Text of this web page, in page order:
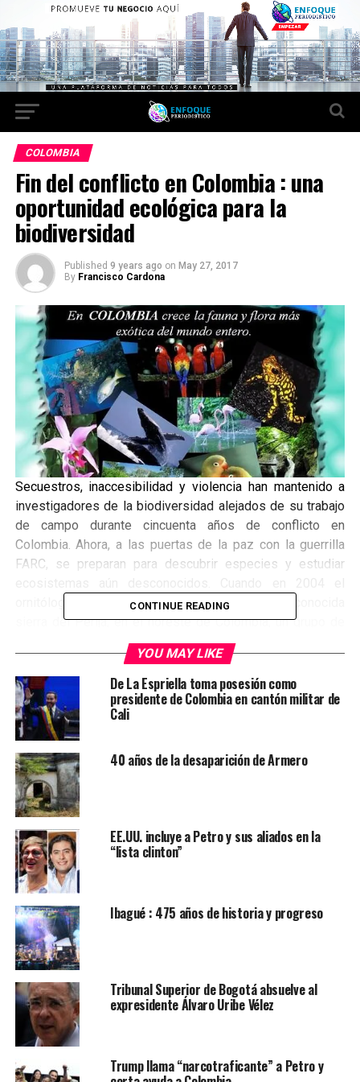
COLOMBIA
Fin del conflicto en Colombia : una
oportunidad ecológica para la
biodiversidad
Published 9 years ago on May 27, 2017
By Francisco Cardona
Secuestros, inaccesibilidad y violencia han mantenido a
investigadores de la biodiversidad alejados de su trabajo
de campo durante cincuenta años de conflicto en
Colombia. Ahora, a las puertas de la paz con la guerrilla
FARC, se preparan para descubrir especies y estudiar
ornitólogo Diego Alarcón partió a explorar la desconocida
sierra del Perijá, en el noreste de Colombia, un grupo de
guerrilleros del frente 41 de las FARC (Fuerzas Armadas
Revolucionarias de Colombia, comunistas) lo secuestró
junto a otro biólogo y un guía local.Durante su cautiverio,
que duró tres meses, caminó cientos de kilómetros y vio
muchas especies de aves desconocidas. Tomaba apuntes
a escondidas de los rebeldes en papelitos para armar
cigarrillos que aún guarda.
Pese a estar secuestrado, “nunca paró de hacer su labor
de biólogo”, explica a la AFP Lina Tono, autora de la tesis
“Animalario de la guerra y la paz en Colombia”, que
incluye la historia de Alarcón.A Brigitte Baptiste,
bióloga y directora del Instituto Humboldt, centro de
investigación en biodiversidad de Colombia, le tocó huir
cuando durante una investigación cerca del río Inírida
(Amazonía), se acercó sin saberlo a un laboratorio de
cocaína oculto en la selva. “Nos sacaron a plomo, como
dicen en Colombia”, cuenta.
Peor suerte tuvieron dos estudiantes de biología e
ingeniería ambiental, Margarita Gómez y Mateo
Matamala, asesinados en 2011 por una banda criminal
en los bosques de San Bernardo del Viento (norte)
cuando registraban los manglares de la zona.
CONTINUE READING
YOU MAY LIKE
De La Espriella toma posesión como
presidente de Colombia en cantón militar de
Cali
40 años de la desaparición de Armero
EE.UU. incluye a Petro y sus aliados en la
“lista clinton”
Ibagué : 475 años de historia y progreso
Tribunal Superior de Bogotá absuelve al
expresidente Álvaro Uribe Vélez
Trump llama “narcotraficante” a Petro y